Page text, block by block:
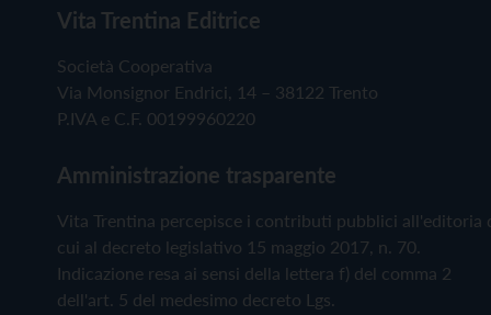
Vita Trentina Editrice
Società Cooperativa
Via Monsignor Endrici, 14 – 38122 Trento
P.IVA e C.F. 00199960220
Amministrazione trasparente
Vita Trentina percepisce i contributi pubblici all'editoria
cui al decreto legislativo 15 maggio 2017, n. 70.
Indicazione resa ai sensi della lettera f) del comma 2
dell'art. 5 del medesimo decreto Lgs.